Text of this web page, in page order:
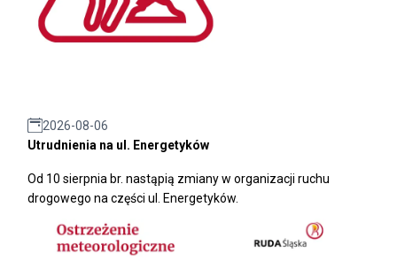
2026-08-06
Utrudnienia na ul. Energetyków
Od 10 sierpnia br. nastąpią zmiany w organizacji ruchu
drogowego na części ul. Energetyków.